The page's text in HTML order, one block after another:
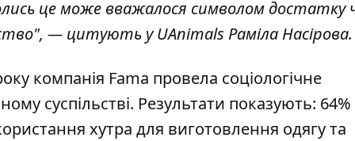
це може вважалося символом достатку
— цитують у UAnimals Раміла Насірова.
компанія Fama провела соціологічне
суспільстві. Результати показують: 64%
хутра для виготовлення одягу та